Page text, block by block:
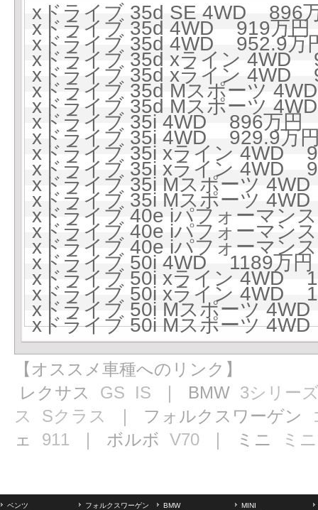
xドライブ 35d SE 4WD 896
xドライブ 35d 4WD 919万
xドライブ 35d 4WD 952.9万
xドライブ 35d xライン 4WD
xドライブ 35d xライン 4WD
xドライブ 35d Mスポーツ
xドライブ 35d Mスポーツ
xドライブ 35i 4WD 896万円
xドライブ 35i 4WD 929.9万
xドライブ 35i xライン 4WD
xドライブ 35i xライン 4WD
xドライブ 35i Mスポーツ
xドライブ 35i Mスポーツ
xドライブ 40e iパフォーマ
xドライブ 40e iパフォーマ
xドライブ 40e iパフォーマン
xドライブ 50i 4WD 1189万
xドライブ 50i xライン 4WD
xドライブ 50i xライン 4WD
xドライブ 50i Mスポーツ
xドライブ 50i Mスポーツ
【オススメ車種へのリンク】
レクサス GS IS ｜ BMW 3シリー
ス
Sクラス ｜ フォルクスワーゲン
ェ 911 ｜ ボルボ V70 ｜ ミニ ミニ
ベンツ フォルクスワーゲン BMW
MINI